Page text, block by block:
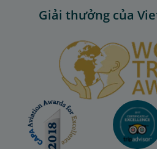
Giải thưởng của